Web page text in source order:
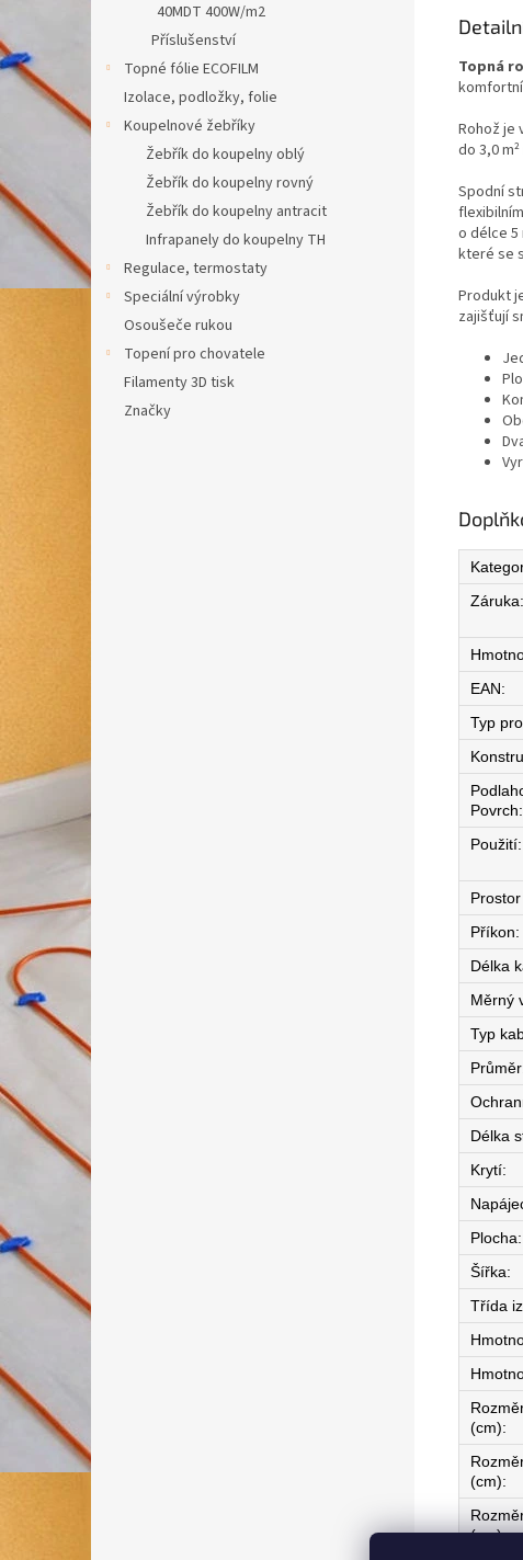
40MDT 400W/m2
Příslušenství
Topné fólie ECOFILM
Izolace, podložky, folie
Koupelnové žebříky
Žebřík do koupelny oblý
Žebřík do koupelny rovný
Žebřík do koupelny antracit
Infrapanely do koupelny TH
Regulace, termostaty
Speciální výrobky
Osoušeče rukou
Topení pro chovatele
Filamenty 3D tisk
Značky
Topná
Rohož je
do 3,0
Spodní
o délce
které se
Produkt
zajišťují
Záruka:
EAN:
Typ
Povrch:
Použití:
Příkon:
Délka
Měrný
Typ
Průměr
Délka
Krytí:
Plocha:
Šířka:
Třída
(cm):
(cm):
(cm):